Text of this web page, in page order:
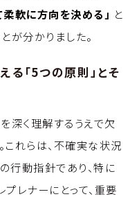
軟に方向を決める」 と
が分かりました。
る「5つの原則」とそ
深く理解するうえで欠
これらは、不確実な状況
行動指針であり、特に
レナーにとって、重要